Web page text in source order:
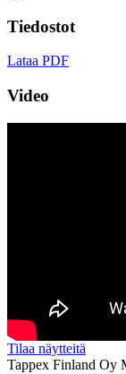
Tiedostot
Lataa PDF
Video
Tilaa näytteitä
Tappex Finland Oy